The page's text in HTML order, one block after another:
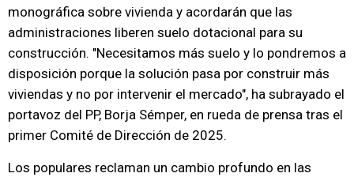
monográfica sobre vivienda y acordarán que las
administraciones liberen suelo dotacional para su
construcción. "Necesitamos más suelo y lo pondremos a
disposición porque la solución pasa por construir más
viviendas y no por intervenir el mercado", ha subrayado el
portavoz del PP, Borja Sémper, en rueda de prensa tras el
primer Comité de Dirección de 2025.
Los populares reclaman un cambio profundo en las